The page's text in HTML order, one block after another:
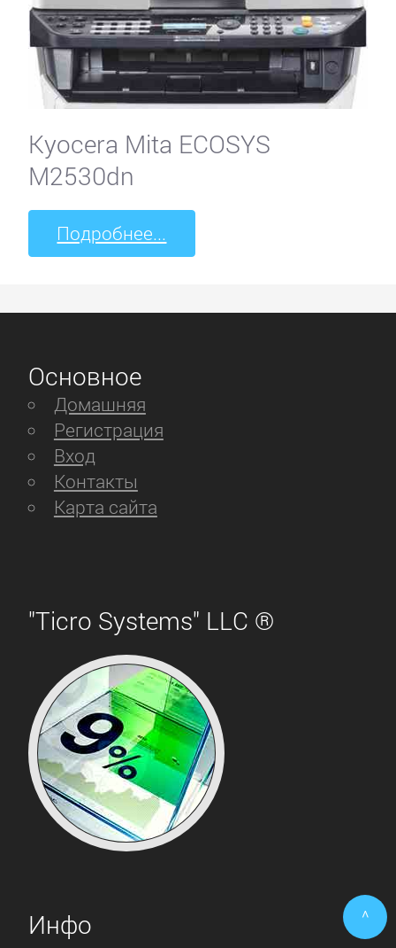
Kyocera Mita ECOSYS
M2530dn
Подробнее...
Основное
Домашняя
Регистрация
Вход
Контакты
Карта сайта
"Ticro Systems" LLC ®
Инфо ^